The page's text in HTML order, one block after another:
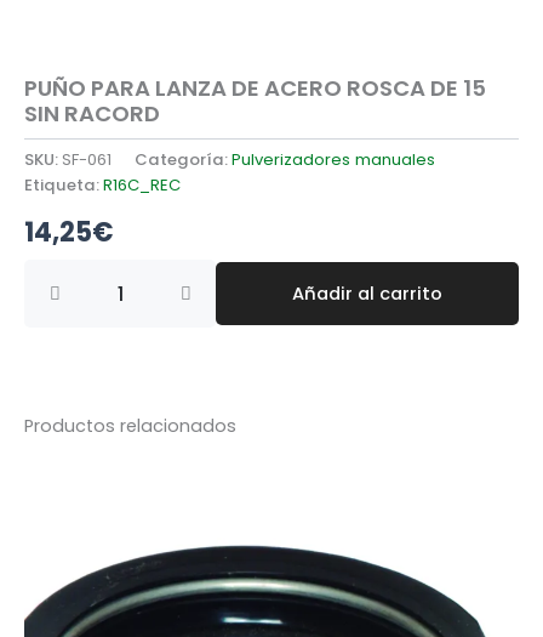
PUÑO PARA LANZA DE ACERO ROSCA DE 15
SIN RACORD
SKU: SF-061 Categoría:Pulverizadores manuales
Etiqueta:R16C_REC
14,25€
PARA
DE
Añadir al carrito
Productos relacionados